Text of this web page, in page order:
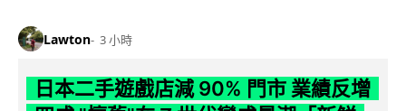
Lawton 3 小時
日本二手遊戲店減 90% 門市 業績反增